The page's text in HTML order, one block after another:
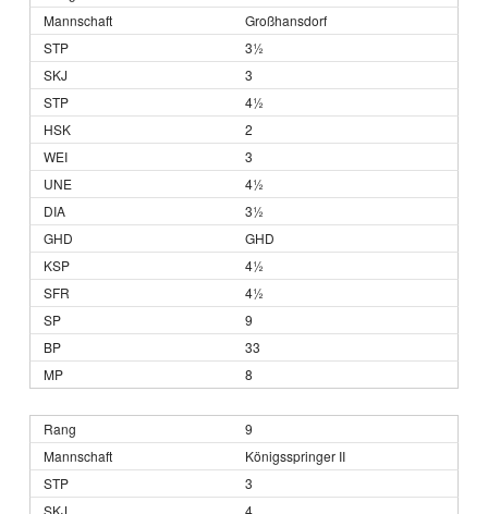
Großhansdorf
3½
3
4½
2
3
4½
3½
GHD
4½
4½
9
33
8
9
Königsspringer II
3
4